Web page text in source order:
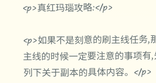
<p>真红玛瑙攻略:</p>
<p>如果不是刻意的刷主线任务,
主线的时候一定要注意的事项有
列下关于副本的具体内容。</p>